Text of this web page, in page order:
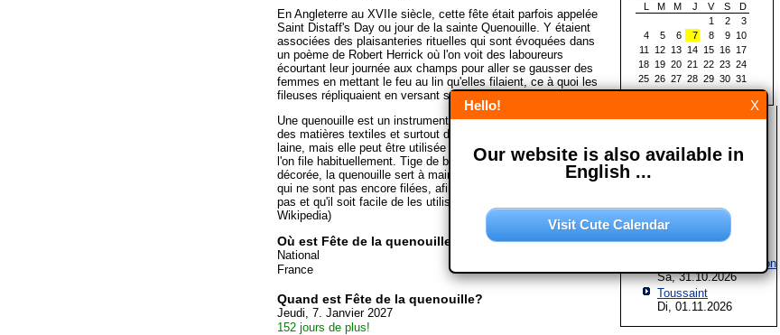
En Angleterre au XVIIe siècle, cette fête était parfois appelée
Saint Distaff's Day ou jour de la sainte Quenouille. Y étaient
associées des plaisanteries rituelles qui sont évoquées dans
un poème de Robert Herrick où l'on voit des laboureurs
écourtant leur journée aux champs pour aller se gausser des
femmes en mettant le feu au lin qu'elles filaient, ce à quoi les
fileuses répliquaient en versant sur eux des seaux d'eau.
Une quenouille est un instrument ancien utilisé pour le filage
des matières textiles et surtout du lin, du chanvre ou de la
laine, mais elle peut être utilisée avec toutes les fibres que
l'on file habituellement. Tige de bois ou d'osier qui peut être
décorée, la quenouille sert à maintenir et stocker les fibres
qui ne sont pas encore filées, afin qu'elles ne s'emmêlent
pas et qu'il soit facile de les utiliser. (Avec matériel de la
Wikipedia)
Où est Fête de la quenouille?
National
France
Quand est Fête de la quenouille?
Jeudi, 7. Janvier 2027
152 jours de plus!
L
M M J V S
D
1
2
3
4
5 6 7 8 9 10
11
12 13 14 15 16 17
18 19 20 21 22 23 24
25 26 27 28 29 30 31
Les prochaines fêtes et
Assomption de Marie
Sa, 03.10.2026
Halloween
Sa, 31.10.2026
Fête de la Réformation
Sa, 31.10.2026
Toussaint
Di, 01.11.2026
X
Hello!
Our website is also available in
English ...
Visit Cute Calendar